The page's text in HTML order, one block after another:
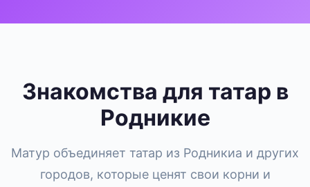
Знакомства для татар в
Родникие
Матур объединяет татар из Родникиа и других
городов, которые ценят свои корни и